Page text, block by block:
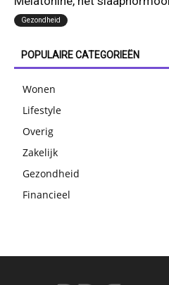
Gezondheid
POPULAIRE CATEGORIEËN
Wonen
Lifestyle
Overig
Zakelijk
Gezondheid
Financieel